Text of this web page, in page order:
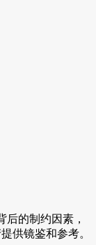
的制约因素，
供镜鉴和参考。